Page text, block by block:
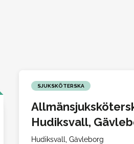
SJUKSKÖTERSKA
Hudiksvall,
Hudiksvall, Gävleborg